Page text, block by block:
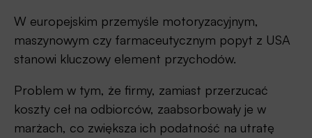
W europejskim przemyśle motoryzacyjnym,
maszynowym czy farmaceutycznym popyt z USA
stanowi kluczowy element przychodów.
Problem w tym, że firmy, zamiast przerzucać
koszty ceł na odbiorców, zaabsorbowały je w
marżach, co zwiększa ich podatność na utratę